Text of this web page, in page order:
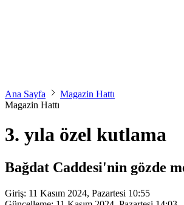
Ana Sayfa
Magazin Hattı
Magazin Hattı
3. yıla özel kutlama
Bağdat Caddesi'nin gözde
Giriş: 11 Kasım 2024, Pazartesi 10:55